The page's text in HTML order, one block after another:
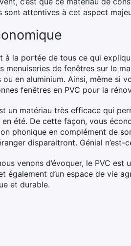
sont attentives à cet aspect
à la portée de tous ce qui
menuiseries de fenêtres sur le
en aluminium. Ainsi, même si
fenêtres en PVC pour la
un matériau très efficace qui
été. De cette façon, vous
phonique en complément de
disparaitront. Génial n’est-
venons d’évoquer, le PVC
également d’un espace de vie
et durable.